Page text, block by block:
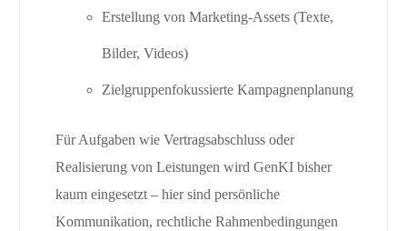
Erstellung von Marketing-Assets (Texte,
Bilder, Videos)
Zielgruppenfokussierte Kampagnenplanung
Für Aufgaben wie Vertragsabschluss oder
Realisierung von Leistungen wird GenKI bisher
kaum eingesetzt – hier sind persönliche
Kommunikation, rechtliche Rahmenbedingungen